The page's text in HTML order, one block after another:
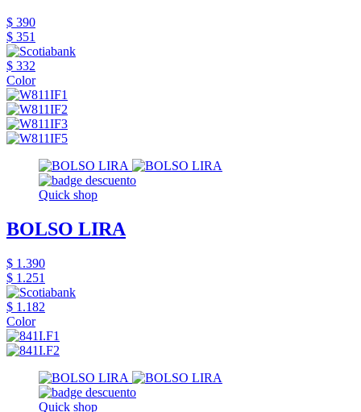
$ 390
$ 351
$ 332
Color
Quick shop
BOLSO LIRA
$ 1.390
$ 1.251
$ 1.182
Color
Quick shop